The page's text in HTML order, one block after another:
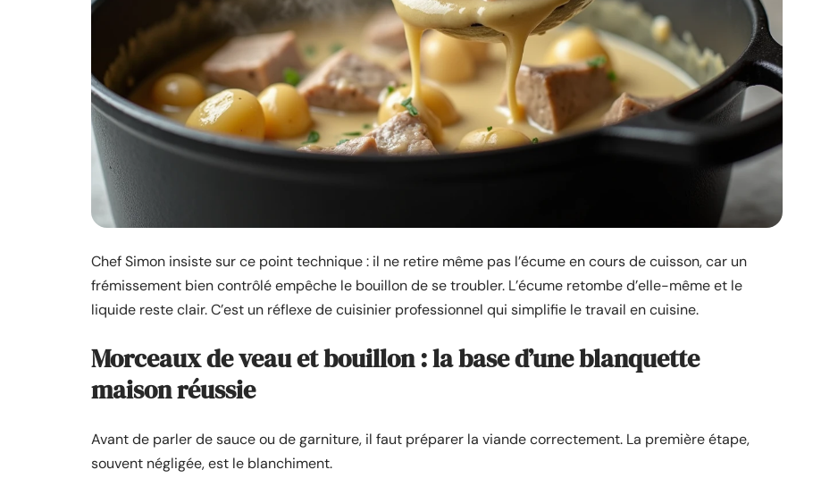
Chef Simon insiste sur ce point technique : il ne retire même pas l’écume en cours de cuisson, car un
frémissement bien contrôlé empêche le bouillon de se troubler. L’écume retombe d’elle-même et le
liquide reste clair. C’est un réflexe de cuisinier professionnel qui simplifie le travail en cuisine.
Morceaux de veau et bouillon : la base d’une blanquette
maison réussie
Avant de parler de sauce ou de garniture, il faut préparer la viande correctement. La première étape,
souvent négligée, est le blanchiment.